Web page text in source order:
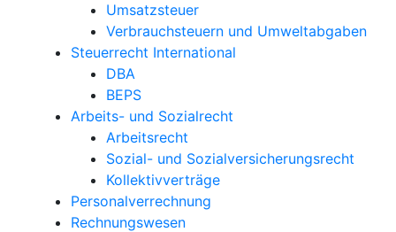
Umsatzsteuer
Verbrauchsteuern und Umweltabgaben
Steuerrecht International
DBA
BEPS
Arbeits- und Sozialrecht
Arbeitsrecht
Sozial- und Sozialversicherungsrecht
Kollektivverträge
Personalverrechnung
Rechnungswesen